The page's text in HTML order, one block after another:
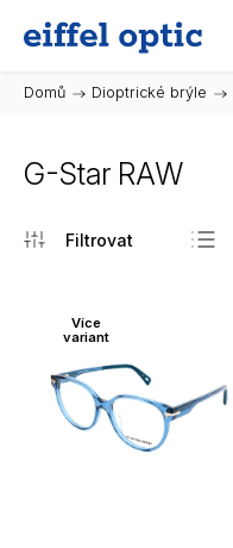
Domů / Dioptrické brýle /
G-Star RAW
Více
variant